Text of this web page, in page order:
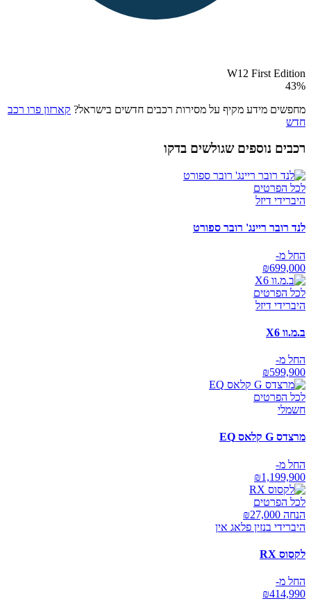
W12 First Edition
43%
מחפשים מידע מקיף על מסירות רכבים חדשים בישראל? קארזון פרו רכב
חדש
רכבים נוספים שגולשים בדקו
לכל הפרטים
היברידי דיזל
לנד רובר ריינג' רובר ספורט
החל מ-
₪699,000
לכל הפרטים
היברידי דיזל
ב.מ.וו X6
החל מ-
₪599,900
לכל הפרטים
חשמלי
מרצדס G קלאס EQ
החל מ-
₪1,199,900
לכל הפרטים
הנחה ₪ 27,000
היברידי בנזין פלאג אין
לקסוס RX
החל מ-
₪414,990